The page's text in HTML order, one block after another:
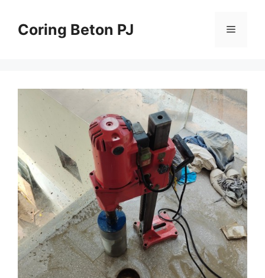
contentCoring Beton PJ Menu